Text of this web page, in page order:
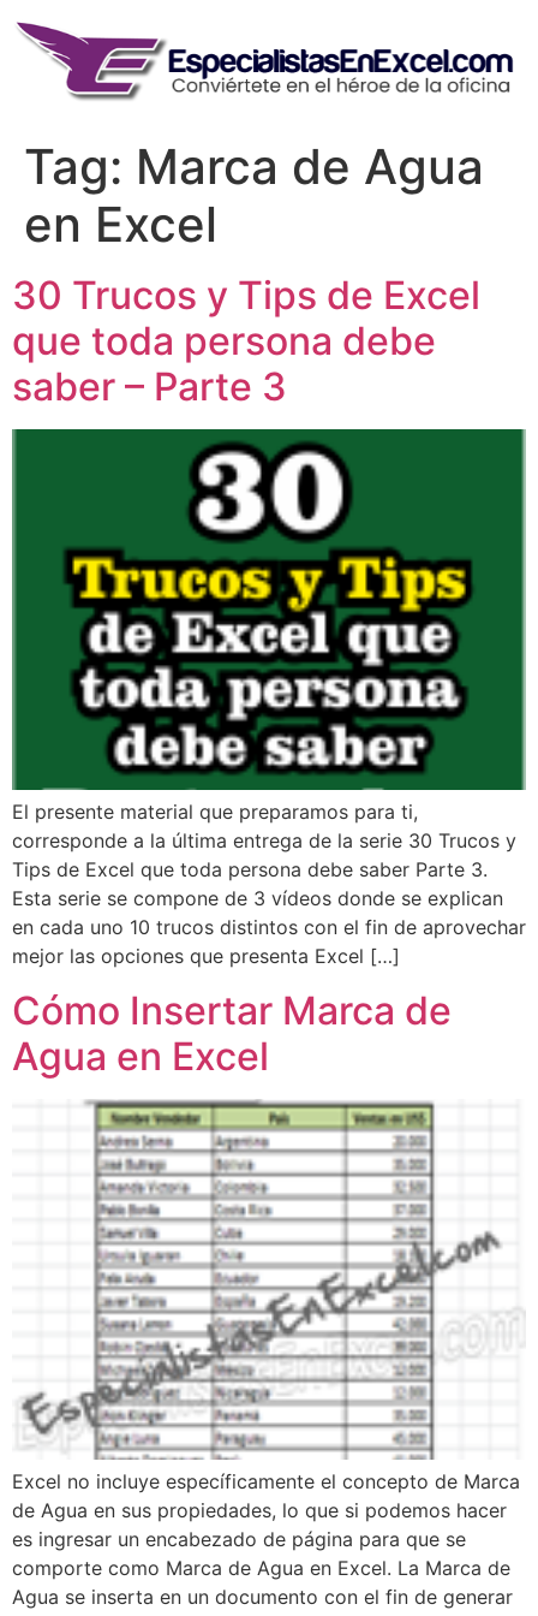
content
Tag: Marca de Agua
en Excel
30 Trucos y Tips de Excel
que toda persona debe
saber – Parte 3
El presente material que preparamos para ti,
corresponde a la última entrega de la serie 30 Trucos y
Tips de Excel que toda persona debe saber Parte 3.
Esta serie se compone de 3 vídeos donde se explican
en cada uno 10 trucos distintos con el fin de aprovechar
mejor las opciones que presenta Excel […]
Cómo Insertar Marca de
Agua en Excel
Excel no incluye específicamente el concepto de Marca
de Agua en sus propiedades, lo que si podemos hacer
es ingresar un encabezado de página para que se
comporte como Marca de Agua en Excel. La Marca de
Agua se inserta en un documento con el fin de generar